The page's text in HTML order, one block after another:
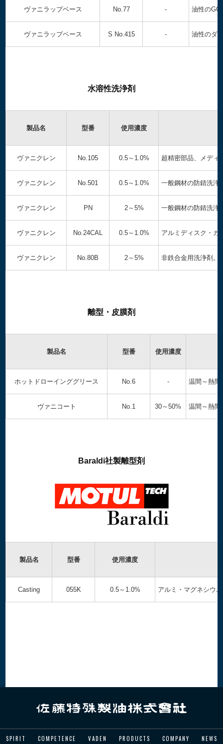
ヴァニラップベース No.77 - 油性のGC
ヴァニラップベース S No.415 - 油性のダ
水溶性洗浄剤
製品名 型番 使用濃度
ヴァニクレン No.105 0.5～1.0% 超精密部品、メディ
ヴァニクレン No.501 0.5～1.0% 一般鋼材の防錆洗浄
ヴァニクレン PN 2～5% 一般鋼材の防錆洗浄
ヴァニクレン No.24CAL 0.5～1.0% アルミディスク・ガ
ヴァニクレン No.80B 2～5% 非鉄合金用洗浄剤。
離型・皮膜剤
製品名 型番 使用濃度
ホットドローインググリース No.6 - 温間～熱間
ヴァニコート No.1 30～50% 温間～熱間
Baraldi社製離型剤
製品名 型番 使用濃度
Casting 055K 0.5～1.0% アルミ・マグネシウ
SPIRIT COMPETENCE VADEN PRODUCTS COMPANY NEWS